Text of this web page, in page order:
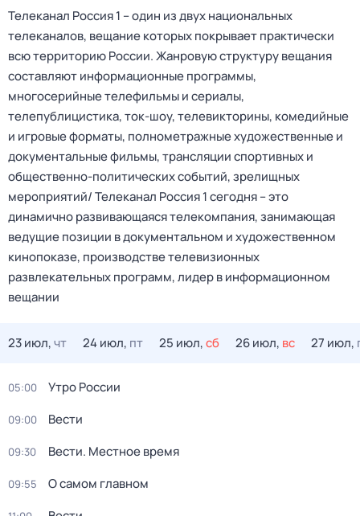
Телеканал Россия 1 – один из двух национальных
телеканалов, вещание которых покрывает практически
всю территорию России. Жанровую структуру вещания
составляют информационные программы,
многосерийные телефильмы и сериалы,
телепублицистика, ток-шоу, телевикторины, комедийные
и игровые форматы, полнометражные художественные и
документальные фильмы, трансляции спортивных и
общественно-политических событий, зрелищных
мероприятий/ Телеканал Россия 1 сегодня – это
динамично развивающаяся телекомпания, занимающая
ведущие позиции в документальном и художественном
кинопоказе, производстве телевизионных
развлекательных программ, лидер в информационном
вещании
23 июл,чт 24 июл, пт 25 июл,сб 26 июл, вс 27 июл,
05:00 Утро России
09:00 Вести
09:30 Вести. Местное время
09:55 О самом главном